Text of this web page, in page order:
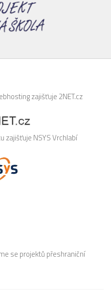
zajišťuje 2NET.cz
zajišťuje NSYSVrchlabí
se projektů přeshraniční